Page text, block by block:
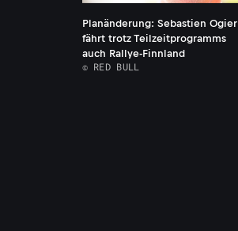
Planänderung: Sebastien Ogier
fährt trotz Teilzeitprogramms
auch Rallye-Finnland
© RED BULL